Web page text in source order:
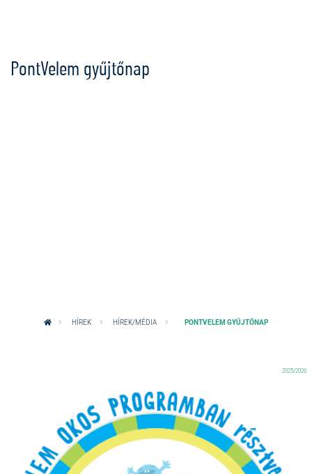
PontVelem gyűjtőnap
HÍREK HÍREK/MÉDIA PONTVELEM GYŰJTŐNAP
2025/2026